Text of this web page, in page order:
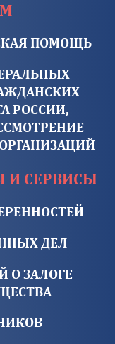
ПОМОЩЬ
РОССИИ,
И СЕРВИСЫ
ДЕЛ
О ЗАЛОГЕ